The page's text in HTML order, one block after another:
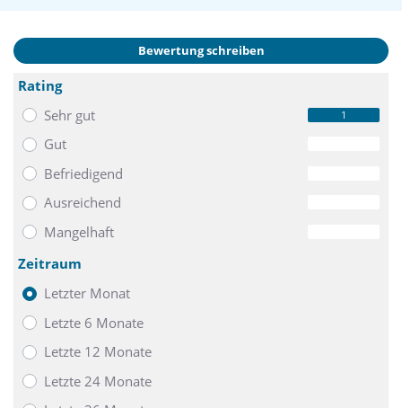
Bewertung schreiben
Rating
Sehr gut
1
Gut
Befriedigend
Ausreichend
Mangelhaft
Zeitraum
Letzter Monat
Letzte 6 Monate
Letzte 12 Monate
Letzte 24 Monate